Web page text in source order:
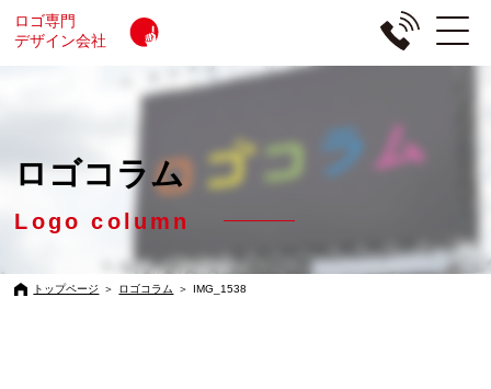
ロゴ専門
デザイン会社
ロゴコラム
Logo column
トップページ ＞ ロゴコラム ＞ IMG_1538